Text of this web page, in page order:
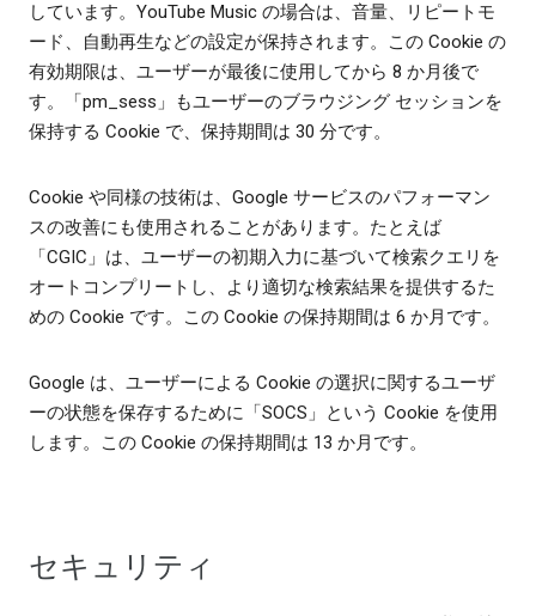
しています。YouTube Music の場合は、音量、リピートモ
ード、自動再生などの設定が保持されます。この Cookie の
有効期限は、ユーザーが最後に使用してから 8 か月後で
す。「pm_sess」もユーザーのブラウジング セッションを
保持する Cookie で、保持期間は 30 分です。
Cookie や同様の技術は、Google サービスのパフォーマン
スの改善にも使用されることがあります。たとえば
「CGIC」は、ユーザーの初期入力に基づいて検索クエリを
オートコンプリートし、より適切な検索結果を提供するた
めの Cookie です。この Cookie の保持期間は 6 か月です。
Google は、ユーザーによる Cookie の選択に関するユーザ
ーの状態を保存するために「SOCS」という Cookie を使用
します。この Cookie の保持期間は 13 か月です。
セキュリティ